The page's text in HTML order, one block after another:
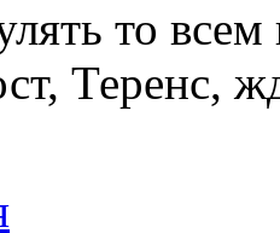
то
Теренс,